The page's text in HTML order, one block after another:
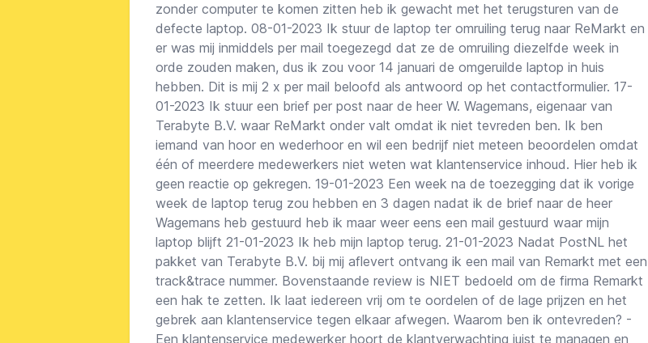
zonder computer te komen zitten heb ik gewacht met het terugsturen van de
defecte laptop. 08-01-2023 Ik stuur de laptop ter omruiling terug naar ReMarkt en
er was mij inmiddels per mail toegezegd dat ze de omruiling diezelfde week in
orde zouden maken, dus ik zou voor 14 januari de omgeruilde laptop in huis
hebben. Dit is mij 2 x per mail beloofd als antwoord op het contactformulier. 17-
01-2023 Ik stuur een brief per post naar de heer W. Wagemans, eigenaar van
Terabyte B.V. waar ReMarkt onder valt omdat ik niet tevreden ben. Ik ben
iemand van hoor en wederhoor en wil een bedrijf niet meteen beoordelen omdat
één of meerdere medewerkers niet weten wat klantenservice inhoud. Hier heb ik
geen reactie op gekregen. 19-01-2023 Een week na de toezegging dat ik vorige
week de laptop terug zou hebben en 3 dagen nadat ik de brief naar de heer
Wagemans heb gestuurd heb ik maar weer eens een mail gestuurd waar mijn
laptop blijft 21-01-2023 Ik heb mijn laptop terug. 21-01-2023 Nadat PostNL het
pakket van Terabyte B.V. bij mij aflevert ontvang ik een mail van Remarkt met een
track&trace nummer. Bovenstaande review is NIET bedoeld om de firma Remarkt
een hak te zetten. Ik laat iedereen vrij om te oordelen of de lage prijzen en het
gebrek aan klantenservice tegen elkaar afwegen. Waarom ben ik ontevreden? -
Een klantenservice medewerker hoort de klantverwachting juist te managen en